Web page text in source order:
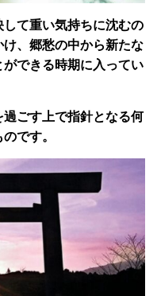
て重い気持ちに沈むの
、郷愁の中から新たな
できる時期に入ってい
ごす上で指針となる何
です。